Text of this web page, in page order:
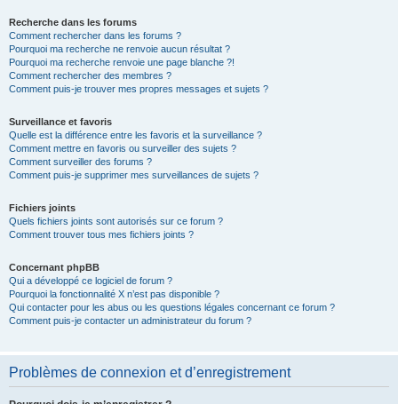
Recherche dans les forums
Comment rechercher dans les forums ?
Pourquoi ma recherche ne renvoie aucun résultat ?
Pourquoi ma recherche renvoie une page blanche ?!
Comment rechercher des membres ?
Comment puis-je trouver mes propres messages et sujets ?
Surveillance et favoris
Quelle est la différence entre les favoris et la surveillance ?
Comment mettre en favoris ou surveiller des sujets ?
Comment surveiller des forums ?
Comment puis-je supprimer mes surveillances de sujets ?
Fichiers joints
Quels fichiers joints sont autorisés sur ce forum ?
Comment trouver tous mes fichiers joints ?
Concernant phpBB
Qui a développé ce logiciel de forum ?
Pourquoi la fonctionnalité X n’est pas disponible ?
Qui contacter pour les abus ou les questions légales concernant ce forum ?
Comment puis-je contacter un administrateur du forum ?
Problèmes de connexion et d’enregistrement